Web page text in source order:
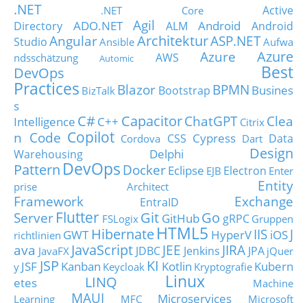
.NET .NET Core
Active
Directory
ADO.NET Agil ALM Android
Android
StudioAngularAnsible ArchitekturASP.NETAufwa
ndsschätzung
Automic AWS Azure
Azure
DevOps
Best
Practices BizTalk Blazor Bootstrap BPMN Busines
s
Intelligence C#C++ CapacitorChatGPT Citrix Clea
n Code Copilot Cordova CSS Cypress Dart Data
Warehousing
Delphi
Design
Pattern DevOps DockerEclipse EJB Electron Enter
prise Architect
Entity
Framework
EntraID
Exchange
Server Flutter FSLogix Git GitHubGo gRPC Gruppen
richtlinien GWT HibernateHTML5 HyperVIIS iOSJ
ava JavaFX JavaScript JDBC JEE Jenkins JIRA JPA jQuer
y JSF JSP Kanban Keycloak KI Kotlin Kryptografie Kubern
etes
LINQ Linux
Machine
Learning
MAUI MFC Microservices
Microsoft